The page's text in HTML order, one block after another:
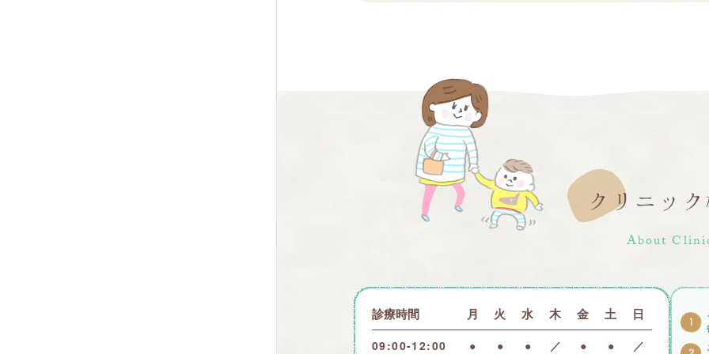
クリニッ
About
診療時間 月 火 水 木 金 土 日
09:00-12:00 ● ● ● ／ ● ● ／